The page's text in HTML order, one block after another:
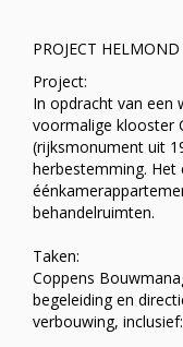
PROJECT HELMOND
Project:
In opdracht van een
voormalige klooster
(rijksmonument uit
herbestemming. Het
behandelruimten.
Taken:
Coppens
begeleiding en
verbouwing, inclusief: